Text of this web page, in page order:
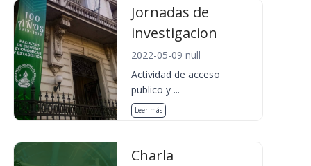
Jornadas de
investigacion
2022-05-09 null
Actividad de acceso
publico y ...
Leer más
Charla